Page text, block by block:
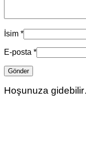
İsim *
E-posta *
Hoşunuza